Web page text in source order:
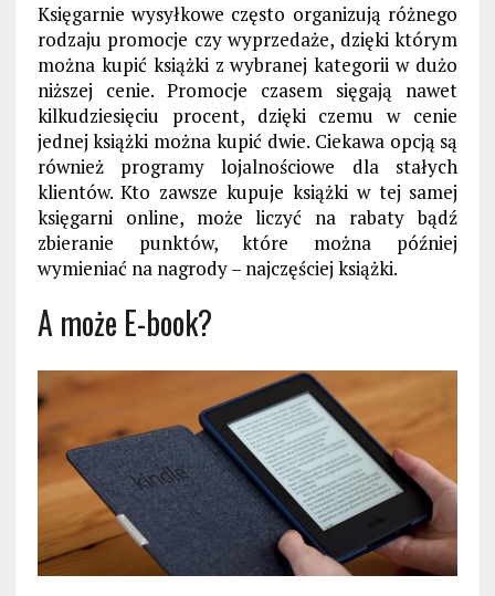
Księgarnie wysyłkowe często organizują różnego
rodzaju promocje czy wyprzedaże, dzięki którym
można kupić książki z wybranej kategorii w dużo
niższej cenie. Promocje czasem sięgają nawet
kilkudziesięciu procent, dzięki czemu w cenie
jednej książki można kupić dwie. Ciekawa opcją są
również programy lojalnościowe dla stałych
klientów. Kto zawsze kupuje książki w tej samej
księgarni online, może liczyć na rabaty bądź
zbieranie punktów, które można później
wymieniać na nagrody – najczęściej książki.
A może E-book?